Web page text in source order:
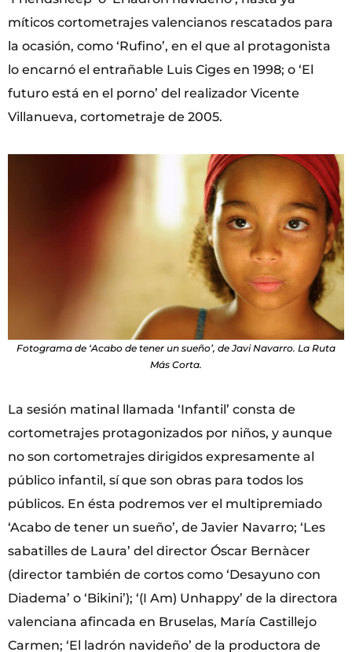
míticos cortometrajes valencianos rescatados para
la ocasión, como ‘Rufino’, en el que al protagonista
lo encarnó el entrañable Luis Ciges en 1998; o ‘El
futuro está en el porno’ del realizador Vicente
Villanueva, cortometraje de 2005.
Fotograma de ‘Acabo de tener un sueño’, de Javi Navarro. La Ruta
Más Corta.
La sesión matinal llamada ‘Infantil’ consta de
cortometrajes protagonizados por niños, y aunque
no son cortometrajes dirigidos expresamente al
público infantil, sí que son obras para todos los
públicos. En ésta podremos ver el multipremiado
‘Acabo de tener un sueño’, de Javier Navarro; ‘Les
sabatilles de Laura’ del director Óscar Bernàcer
(director también de cortos como ‘Desayuno con
Diadema’ o ‘Bikini’); ‘(I Am) Unhappy’ de la directora
valenciana afincada en Bruselas, María Castillejo
Carmen; ‘El ladrón navideño’ de la productora de